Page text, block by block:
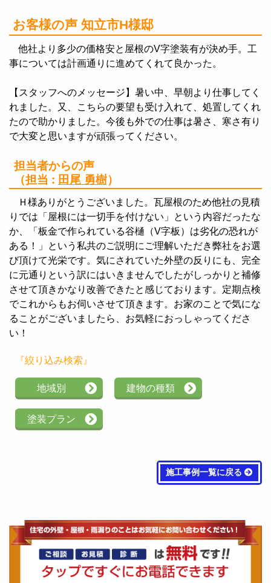
お客様の声 知立市H様邸
他社より多少の価格安と屋根のV字塗装有が決め手。工
事については計画通りに進めてくれて良かった。
【スタッフへのメッセージ】暑い中、早朝より仕事してく
れました。又、こちらの要望も受け入れて、処置してくれ
たので助かりました。今後も外での仕事は暑さ、寒さ有り
で大変と思いますが頑張ってください。
担当者からの声
（担当 : 田尾 勇樹）
Ｈ様ありがとうございました。瓦屋根のため他社の見積
りでは「屋根には一切手を付けない」という内容だったな
か、「板金で作られている谷樋（V字板）は劣化の恐れが
ある！」という私共のご説明にご理解いただき弊社をお選
び頂けて光栄です。気にされていた外壁の反りにも、完全
に元通りという訳にはいきませんでしたがしっかりと補修
させて頂きかなり改善できたと感じております。定期点検
でこれからもお伺いさせて頂きます。お家のことで気にな
ることがございましたら、お気軽におっしゃってくださ
い！
『絞り込み検索』
地域別 建物の種類
塗装プラン
施工事例一覧に戻る